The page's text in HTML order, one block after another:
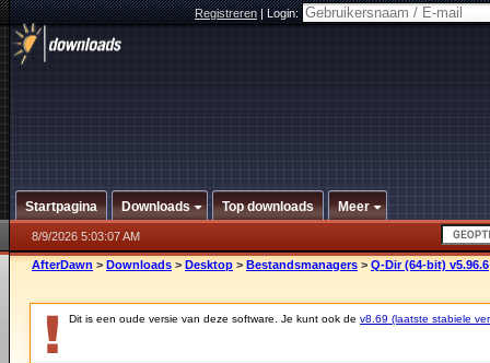
Registreren|Login:
Startpagina Downloads Top downloads Meer
8/9/2026 5:03:07 AM
AfterDawn > Downloads > Desktop > Bestandsmanagers > Q-Dir (64-bit) v5.96.6
Dit is een oude versie van deze software. Je kunt ook de v8.69 (laatste stabiele